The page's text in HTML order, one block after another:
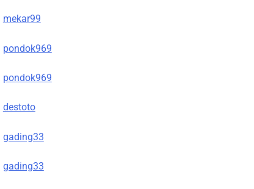
mekar99
pondok969
pondok969
destoto
gading33
gading33